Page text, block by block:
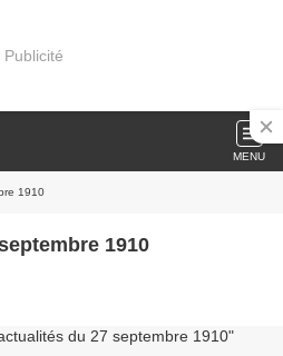
Publicité
MENU
1910
1910